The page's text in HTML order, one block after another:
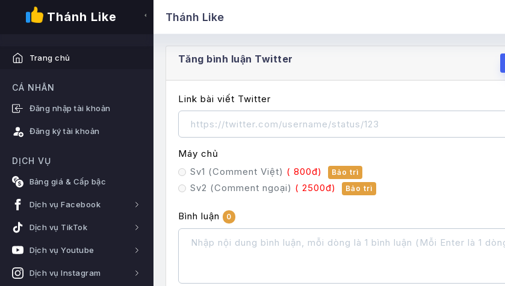
Thánh Like
Thánh Like
Trang chủ
CÁ NHÂN
Đăng nhập tài khoản
Đăng ký tài khoản
DỊCH VỤ
Bảng giá & Cấp bậc
Dịch vụ Facebook
Dịch vụ TikTok
Dịch vụ Youtube
Dịch vụ Instagram
Tăng bình luận Twitter
Link bài viết Twitter
Máy chủ
Sv1 (Comment Việt) ( 800đ) Bảo trì
Sv2 (Comment ngoại) ( 2500đ) Bảo trì
Bình luận 0